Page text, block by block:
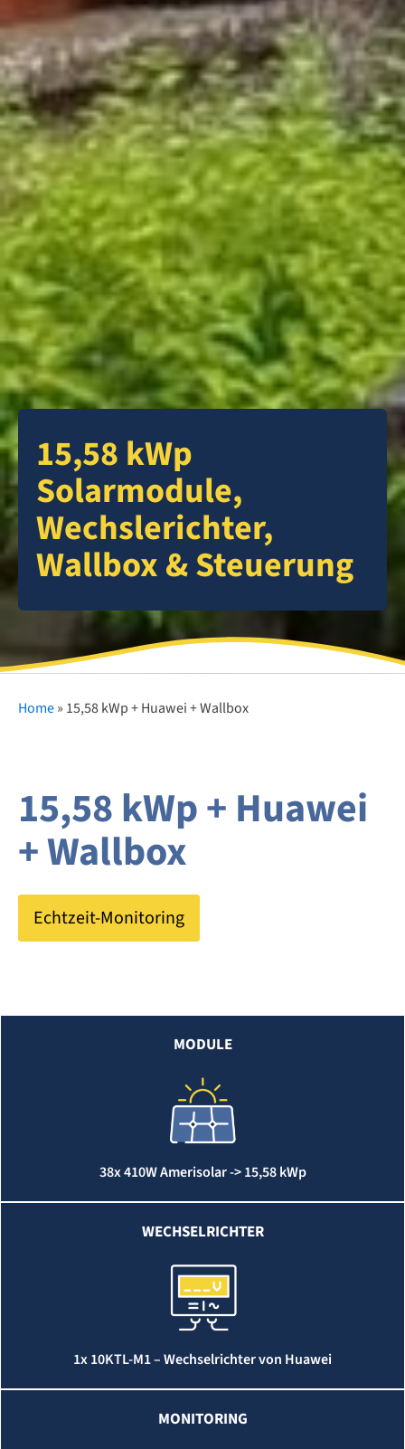
15,58 kWp
Solarmodule,
Wechslerichter,
Wallbox & Steuerung
Home» 15,58 kWp + Huawei + Wallbox
15,58 kWp + Huawei
+ Wallbox
Echtzeit-Monitoring
MODULE
38x 410W Amerisolar -> 15,58 kWp
WECHSELRICHTER
1x 10KTL-M1 – Wechselrichter von Huawei
MONITORING